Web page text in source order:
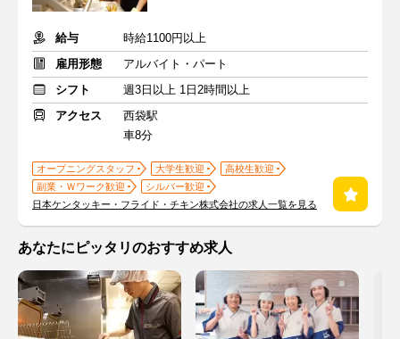
給与
時給1100円以上
雇用形態
アルバイト・パート
シフト
週3日以上 1日2時間以上
アクセス
西袋駅
車8分
オープニングスタッフ 大学生歓迎
高校生歓迎
副業・Ｗワーク歓迎
シルバー歓迎
日本ケンタッキー・フライド・チキン株式会社の求人一覧を見る
あなたにピッタリのおすすめ求人